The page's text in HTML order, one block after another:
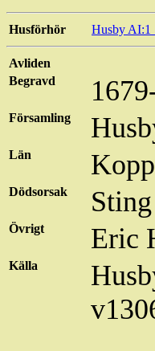
Husförhör Husby AI:1
Avliden
Begravd
Församling
Län
Dödsorsak Sting
Övrigt Eric
Källa